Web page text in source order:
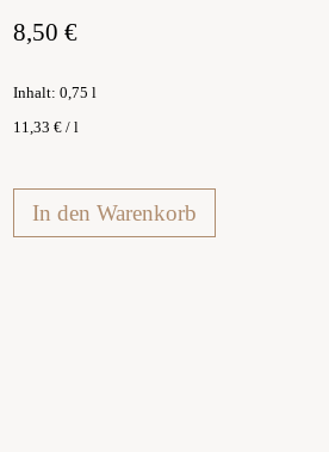
8,50€
Inhalt: 0,75l
11,33€ /l
In den Warenkorb